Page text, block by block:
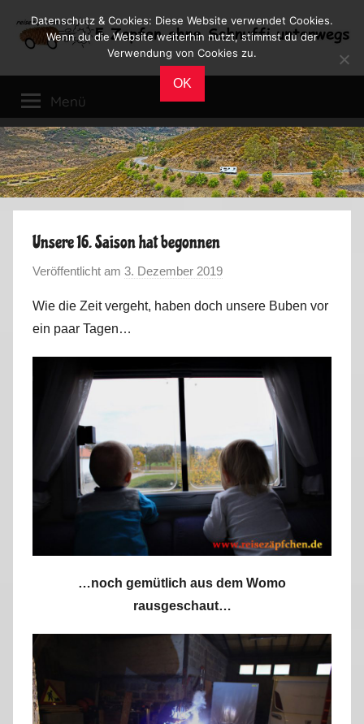
Inhalt
Reiseblog
Leben
im
Wohnmobil
Menü
Unsere 16. Saison hat begonnen
Veröffentlicht am 3. Dezember 2019
n
a
r
Wie die Zeit vergeht, haben doch unsere Buben vor
ein paar Tagen…
…noch gemütlich aus dem Womo
rausgeschaut…
Datenschutz & Cookies: Diese Website verwendet Cookies.
Wenn du die Website weiterhin nutzt, stimmst du der
Verwendung von Cookies zu.
OK